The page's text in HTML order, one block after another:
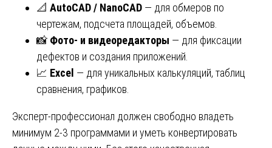
📐 AutoCAD / NanoCAD — для обмеров по
чертежам, подсчета площадей, объемов.
📸 Фото- и видеоредакторы — для фиксации
дефектов и создания приложений.
📈 Excel — для уникальных калькуляций, таблиц
сравнения, графиков.
Эксперт-профессионал должен свободно владеть
минимум 2-3 программами и уметь конвертировать